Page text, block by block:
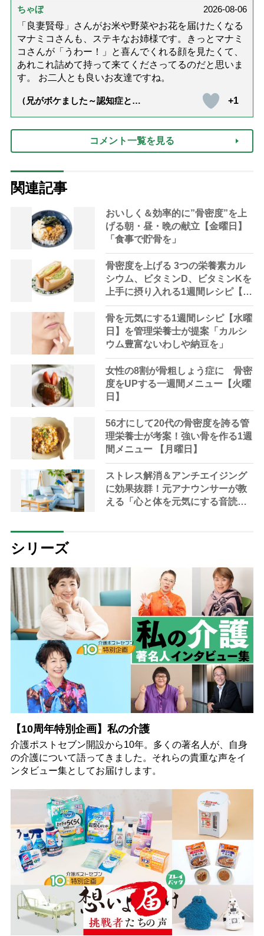
ちゃぼ
2026-08-06
「良妻賢母」さんがお米や野菜やお花を届けたくなる
マナミコさんも、ステキなお姉様です。きっとマナミ
コさんが「うわー！」と喜んでくれる顔を見たくて、
あれこれ詰めて持って来てくださってるのだと思いま
す。 お二人とも良いお友達ですね。
（兄がボケました～認知症と介
達』が届きました」）
+1
コメント一覧を見る
関連記事
おいしく＆効率的に”骨密度”を上
げる朝・昼・晩の献立【金曜日】
「食事で貯骨を」
骨密度を上げる 3つの栄養素カル
シウム、ビタミンD、ビタミンKを
上手に摂り入れる1週間レシピ【木
曜日】
骨を元気にする1週間レシピ【水曜
日】を管理栄養士が提案「カルシ
ウム豊富ないわしや納豆を」
女性の8割が骨粗しょう症に 骨密
度をUPする一週間メニュー【火曜
日】
56才にして20代の骨密度を誇る管
理栄養士が考案！強い骨を作る1週
間メニュー 【月曜日】
ストレス解消＆アンチエイジング
に効果抜群！元アナウンサーが教
える「心と体を元気にする音読の
シリーズ
【10周年特別企画】私の介護
介護ポストセブン開設から10年。多くの著名人が、自身
の介護について語ってきました。それらの貴重な声をイ
ンタビュー集としてお届けします。